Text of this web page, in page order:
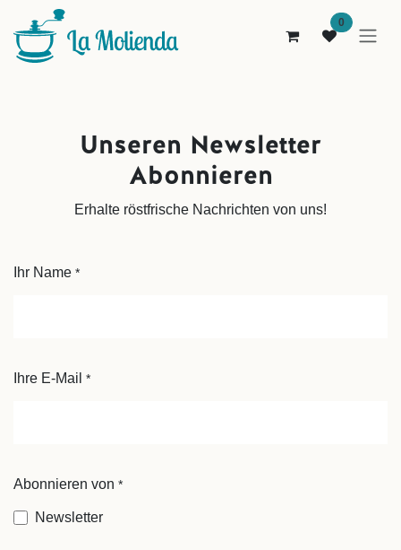
Zum Inhalt springen
0
Unseren Newsletter
Abonnieren
Erhalte röstfrische Nachrichten von uns!
Ihr Name *
Ihre E-Mail *
Abonnieren von *
Newsletter